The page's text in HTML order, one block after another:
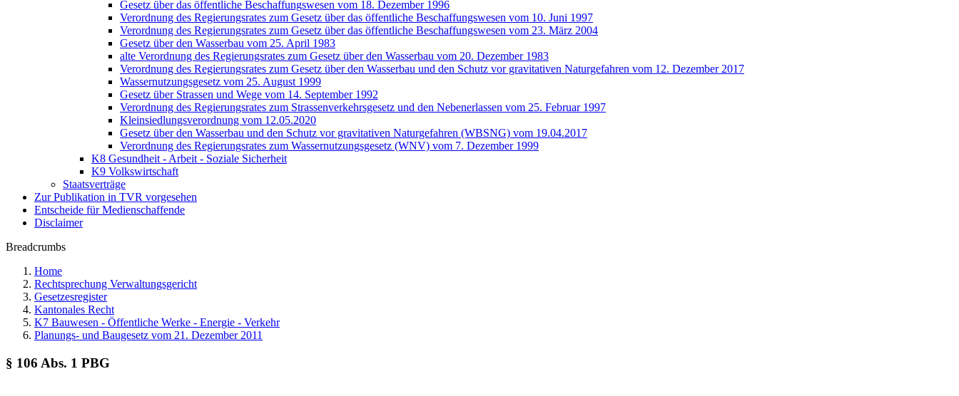
Gesetz über das öffentliche Beschaffungswesen vom 18. Dezember 1996
Verordnung des Regierungsrates zum Gesetz über das öffentliche Beschaffungswesen vom 10. Juni 1997
Verordnung des Regierungsrates zum Gesetz über das öffentliche Beschaffungswesen vom 23. März 2004
Gesetz über den Wasserbau vom 25. April 1983
alte Verordnung des Regierungsrates zum Gesetz über den Wasserbau vom 20. Dezember 1983
Verordnung des Regierungsrates zum Gesetz über den Wasserbau und den Schutz vor gravitativen Naturgefahren vom 12. Dezember 2017
Wassernutzungsgesetz vom 25. August 1999
Gesetz über Strassen und Wege vom 14. September 1992
Verordnung des Regierungsrates zum Strassenverkehrsgesetz und den Nebenerlassen vom 25. Februar 1997
Kleinsiedlungsverordnung vom 12.05.2020
Gesetz über den Wasserbau und den Schutz vor gravitativen Naturgefahren (WBSNG) vom 19.04.2017
Verordnung des Regierungsrates zum Wassernutzungsgesetz (WNV) vom 7. Dezember 1999
K8 Gesundheit - Arbeit - Soziale Sicherheit
K9 Volkswirtschaft
Staatsverträge
Zur Publikation in TVR vorgesehen
Entscheide für Medienschaffende
Disclaimer
Breadcrumbs
Home
Rechtsprechung Verwaltungsgericht
Gesetzesregister
Kantonales Recht
K7 Bauwesen - Öffentliche Werke - Energie - Verkehr
Planungs- und Baugesetz vom 21. Dezember 2011
§ 106 Abs. 1 PBG